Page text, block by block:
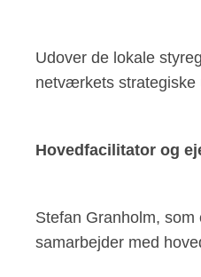
Udover de lokale
netværkets
Hovedfacilitator og
Stefan Granholm,
samarbejder med